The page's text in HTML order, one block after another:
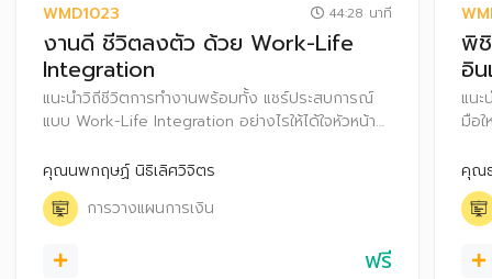
WMD1023 44:28 นาที
งานดี ชีวิตลงตัว ด้วย Work-Life
Integration
แนะนำวิถีชีวิตการทำงานพร้อมทั้ง แชร์ประสบการณ์
แบบ Work-Life Integration อย่างไรให้ได้ใจหัวหน้า
เรื่องเกี่ยวกับการวางแผนบริหารการเงิน โดยนำ
แนวคิด Work-Life Integration มาใช้ บริหารจัดการ
ด้านการเงินได้อย่างมั่นใจ
คุณนพกฤษฏ์ นิธิเลิศวิจิตร
การวางแผนการเงิน
ฟรี
พิชิ
อิ
แน
มือ
คุณ